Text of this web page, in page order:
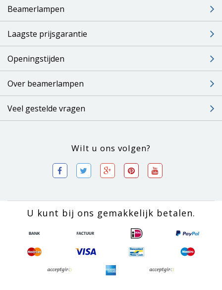
Beamerlampen
Laagste prijsgarantie
Openingstijden
Over beamerlampen
Veel gestelde vragen
Wilt u ons volgen?
U kunt bij ons gemakkelijk betalen.